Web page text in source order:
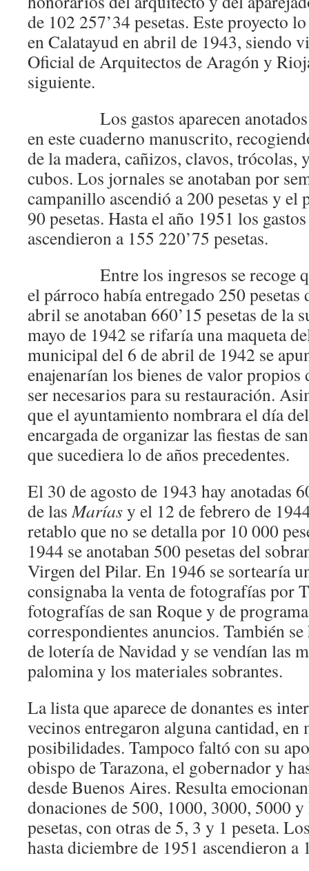
de 102 257’34 pesetas. Este proyecto
en Calatayud en abril de 1943, siendo
Oficial de Arquitectos de Aragón y
siguiente.
Los gastos aparecen anotados
en este cuaderno manuscrito,
de la madera, cañizos, clavos, trócolas,
cubos. Los jornales se anotaban por
campanillo ascendió a 200 pesetas y el
90 pesetas. Hasta el año 1951 los
ascendieron a 155 220’75 pesetas.
Entre los ingresos se recoge
el párroco había entregado 250
abril se anotaban 660’15 pesetas de la
mayo de 1942 se rifaría una maqueta
municipal del 6 de abril de 1942 se
enajenarían los bienes de valor propios
ser necesarios para su restauración.
que el ayuntamiento nombrara el día
encargada de organizar las fiestas de
que sucediera lo de años precedentes.
El 30 de agosto de 1943 hay anotadas
de lasMaríasy el 12 de febrero de
retablo que no se detalla por 10 000
1944 se anotaban 500 pesetas del
Virgen del Pilar. En 1946 se sortearía
consignaba la venta de fotografías por
fotografías de san Roque y de
correspondientes anuncios. También
de lotería de Navidad y se vendían las
palomina y los materiales sobrantes.
La lista que aparece de donantes es
vecinos entregaron alguna cantidad, en
posibilidades. Tampoco faltó con su
obispo de Tarazona, el gobernador y
desde Buenos Aires. Resulta
donaciones de 500, 1000, 3000, 5000 y
pesetas, con otras de 5, 3 y 1 peseta.
hasta diciembre de 1951 ascendieron a